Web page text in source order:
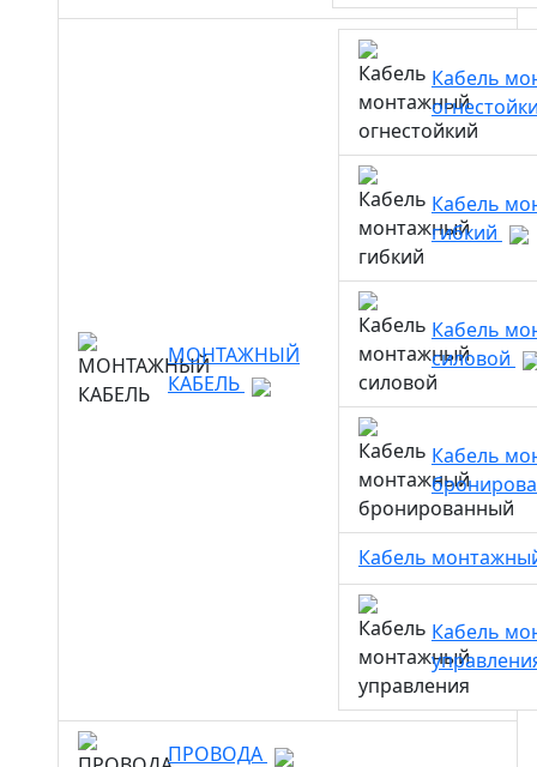
МОНТАЖНЫЙ
КАБЕЛЬ
Кабель
Кабель
гибкий
Кабель
силовой
Кабель
Кабель
Кабель
ПРОВОДА